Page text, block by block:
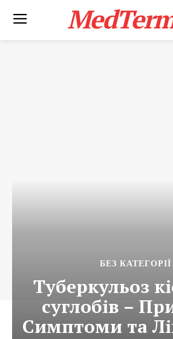
БЕЗ КАТЕГОРІЇ
Туберкульоз
суглобів –
Симптоми та